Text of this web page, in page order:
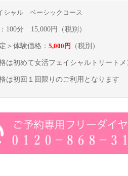
シャル ベーシックコース
100分 15,000円（税別）
＞体験価格： 5,000円 （税別）
は初めて女活フェイシャルトリート
は初回１回限りのご利用となります